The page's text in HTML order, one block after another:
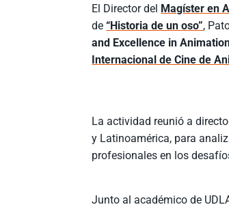
El Director del Magíster en
de“Historia de un oso”,
and Excellence in
Internacional de Cine de
La actividad reunió a
y Latinoamérica, para
profesionales en los
Junto al académico de